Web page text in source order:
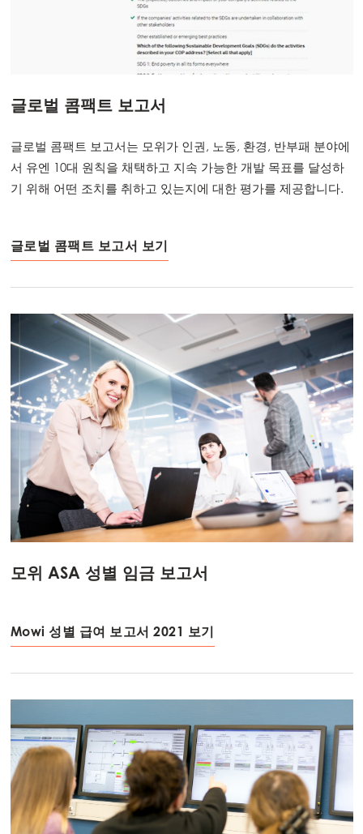
글로벌 콤팩트 보고서
글로벌 콤팩트 보고서는 모위가 인권, 노동, 환경, 반부패 분야에
서 유엔 10대 원칙을 채택하고 지속 가능한 개발 목표를 달성하
기 위해 어떤 조치를 취하고 있는지에 대한 평가를 제공합니다.
글로벌 콤팩트 보고서 보기
모위 ASA 성별 임금 보고서
Mowi 성별 급여 보고서 2021 보기